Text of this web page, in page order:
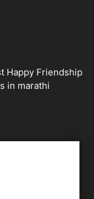
Happy Friendship
in marathi